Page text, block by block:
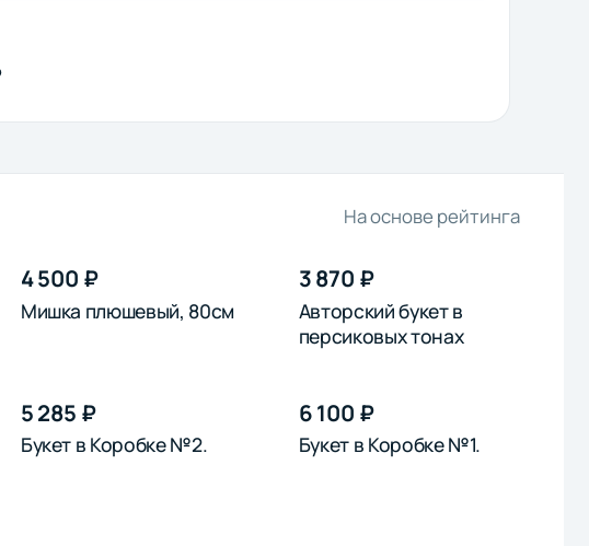
На основе рейтинга
4 500 ₽
Мишка плюшевый, 80см
3 870 ₽
Авторский букет в
персиковых тонах
5 285 ₽
Букет в Коробке №2.
6 100 ₽
Букет в Коробке №1.